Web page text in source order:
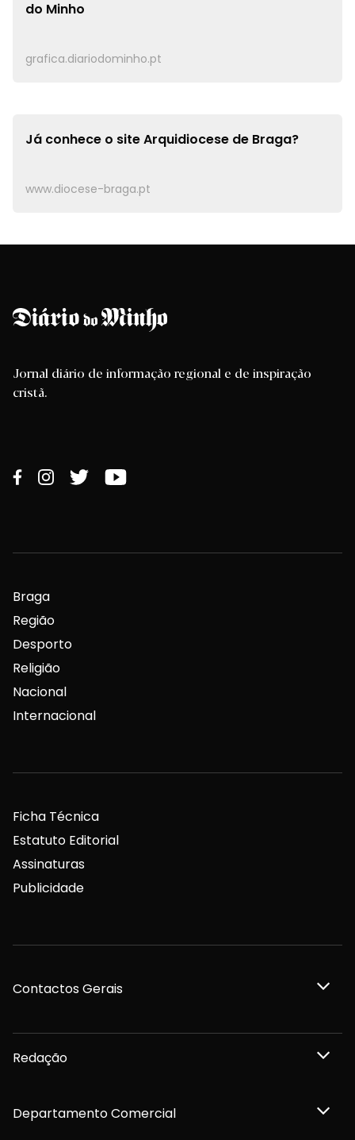
do Minho
grafica.diariodominho.pt
Já conhece o siteArquidiocese de Braga?
www.diocese-braga.pt
Jornal diário de informação regional e de inspiração
cristã.
Braga
Região
Desporto
Religião
Nacional
Internacional
Ficha Técnica
Estatuto Editorial
Assinaturas
Publicidade
Contactos Gerais
Redação
Departamento Comercial